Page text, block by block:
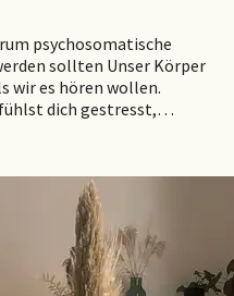
psychosomatische
sollten Unser Körper
wir es hören wollen.
fühlst dich gestresst,…